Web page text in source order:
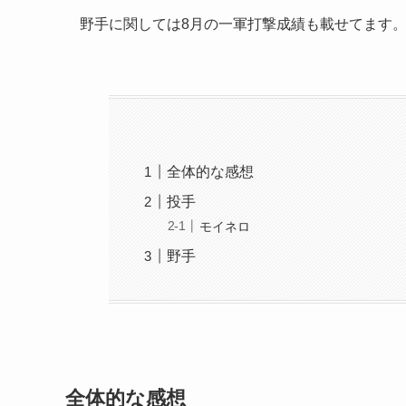
野手に関しては8月の一軍打撃成績も載せてます。
全体的な感想
投手
モイネロ
野手
全体的な感想